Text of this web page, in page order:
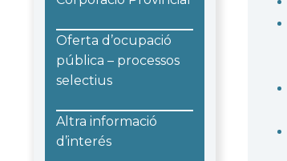
Oferta d’ocupació
pública – processos
selectius
Altra informació
d’interés